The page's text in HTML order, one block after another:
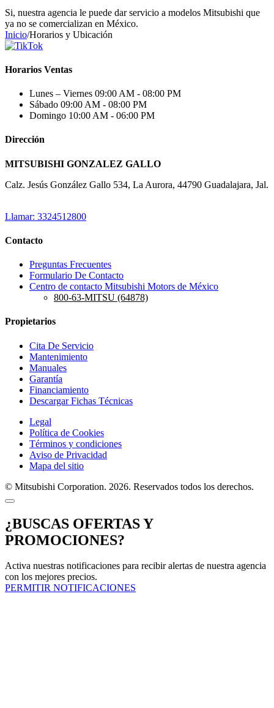
Si, nuestra agencia le puede dar servicio a modelos Mitsubishi que
ya no se comercializan en México.
Inicio/Horarios y Ubicación
Horarios Ventas
Lunes – Viernes 09:00 AM - 08:00 PM
Sábado 09:00 AM - 08:00 PM
Domingo 10:00 AM - 06:00 PM
Dirección
MITSUBISHI GONZALEZ GALLO
Calz. Jesús González Gallo 534, La Aurora, 44790 Guadalajara, Jal.
Llamar: 3324512800
Contacto
Preguntas Frecuentes
Formulario De Contacto
Centro de contacto Mitsubishi Motors de México
800-63-MITSU (64878)
Propietarios
Cita De Servicio
Mantenimiento
Manuales
Garantía
Financiamiento
Descargar Fichas Técnicas
Legal
Política de Cookies
Términos y condiciones
Aviso de Privacidad
Mapa del sitio
© Mitsubishi Corporation. 2026. Reservados todos los derechos.
¿BUSCAS OFERTAS Y
PROMOCIONES?
Activa nuestras notificaciones para recibir alertas de nuestra agencia
con los mejores precios.
PERMITIR NOTIFICACIONES